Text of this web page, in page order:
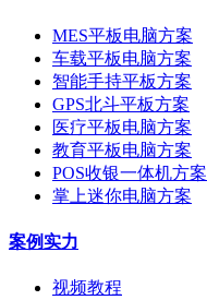
MES平板电脑方案
车载平板电脑方案
智能手持平板方案
GPS北斗平板方案
医疗平板电脑方案
教育平板电脑方案
POS收银一体机方案
掌上迷你电脑方案
案例实力
视频教程